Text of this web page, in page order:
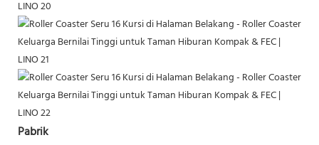
Pabrik